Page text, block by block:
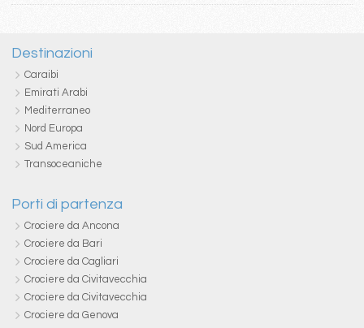
Destinazioni
Caraibi
Emirati Arabi
Mediterraneo
Nord Europa
Sud America
Transoceaniche
Porti di partenza
Crociere da Ancona
Crociere da Bari
Crociere da Cagliari
Crociere da Civitavecchia
Crociere da Civitavecchia
Crociere da Genova